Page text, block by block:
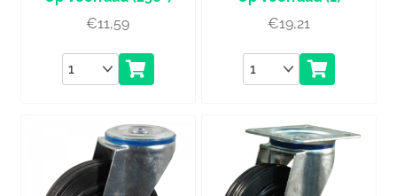
€11,59
Aantal
€19,21
Aantal